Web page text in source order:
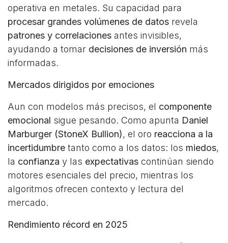
operativa en metales. Su capacidad para
procesar grandes volúmenes de datos revela
patrones y correlaciones antes invisibles,
ayudando a tomar decisiones de inversión más
informadas.
Mercados dirigidos por emociones
Aun con modelos más precisos, el componente
emocional sigue pesando. Como apunta Daniel
Marburger (StoneX Bullion), el oro reacciona a la
incertidumbre tanto como a los datos: los miedos,
la confianza y las expectativas continúan siendo
motores esenciales del precio, mientras los
algoritmos ofrecen contexto y lectura del
mercado.
Rendimiento récord en 2025